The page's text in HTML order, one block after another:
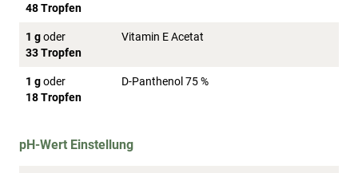
48 Tropfen
1 goder
33 Tropfen
Vitamin E Acetat
1 goder
18 Tropfen
D-Panthenol 75 %
pH-Wert Einstellung